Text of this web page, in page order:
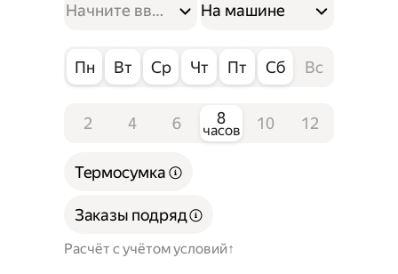
На машине
Пн Вт Ср Чт Пт Сб Вс
2 4 6 8
часов 10 12
Расчёт с учётом условий
Термосумка
Заказы подряд